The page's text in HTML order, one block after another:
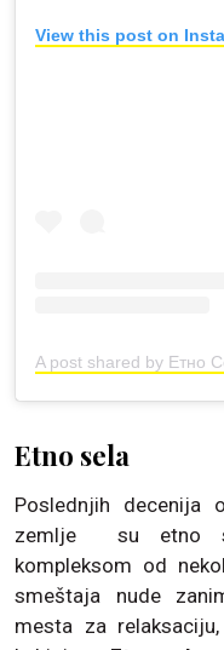
View this post on
Etno sela
Poslednjih decenija
zemlje su etno
kompleksom od
smeštaja nude
mesta za